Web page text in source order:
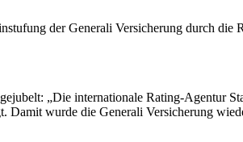
der Generali Versicherung durch die
„Die internationale Rating-Agentur
Damit wurde die Generali Versicherung